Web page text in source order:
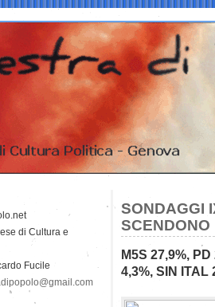
SONDAGGI
SCENDONO
M5S 27,9%,
4,3%, SIN ITAL
di Cultura e
Fucile